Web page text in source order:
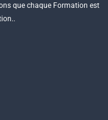
que chaque Formation est